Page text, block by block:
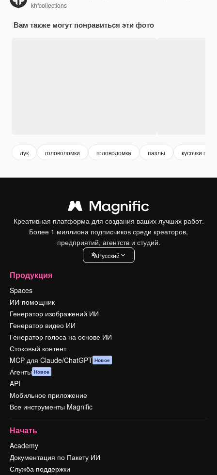
khfcollections
Вам также могут понравиться эти фото
лук головоломки головоломка пазлы кусочки
Креативная платформа для создания ваших лучших работ.
Более 1 миллиона подписчиков среди креаторов,
предприятий, агентств и студий.
Pусский
Продукция
Spaces
ИИ-помощник
Генератор изображений ИИ
Генератор видео ИИ
Генератор голоса на основе ИИ
Стоковый контент
MCP для Claude/ChatGPT Новое
Агенты Новое
API
Мобильное приложение
Все инструменты Magnific
Начать
Academy
Документация по Пакету ИИ
Служба поддержки